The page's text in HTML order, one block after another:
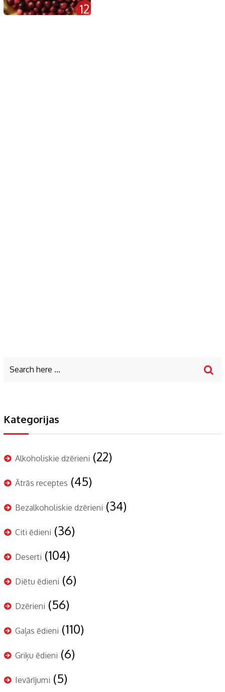
12
Kategorijas
Alkoholiskie dzērieni (22)
Ātrās receptes (45)
Bezalkoholiskie dzērieni (34)
Citi ēdieni (36)
Deserti (104)
Diētu ēdieni (6)
Dzērieni (56)
Gaļas ēdieni (110)
Griķu ēdieni (6)
Ievārījumi (5)